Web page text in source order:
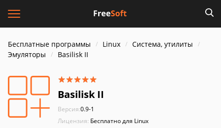
Бесплатные программы Linux
Система, утилиты
Эмуляторы
Basilisk II
Basilisk II
Версия:0.9-1
Лицензия: Бесплатно для Linux